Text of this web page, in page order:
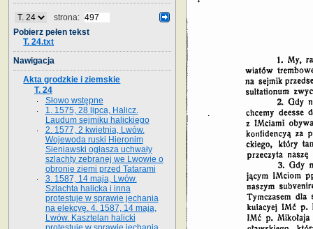
strona:
Pobierz pełen tekst
T. 24.txt
Nawigacja
Akta grodzkie i ziemskie
T. 24
Słowo wstępne
1. 1575, 28 lipca, Halicz.
Laudum sejmiku halickiego
2. 1577, 2 kwietnia, Lwów.
Wojewoda ruski Hieronim
Sieniawski ogłasza uchwały
szlachty zebranej we Lwowie o
obronie ziemi przed Tatarami
3. 1587, 14 maja, Lwów.
Szlachta halicka i inna
protestuje w sprawie jechania
na elekcyę. 4. 1587, 14 maja,
Lwów. Kasztelan halicki